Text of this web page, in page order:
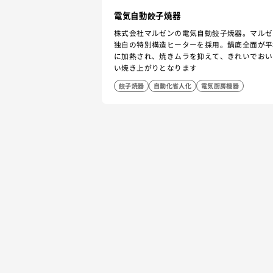
電気自動餃子焼器
株式会社マルゼンの電気自動餃子焼器。マル
独自の特別構造ヒーターを採用。鍋底全面が
に加熱され、焼きムラを抑えて、きれいでお
い焼き上がりとなります
餃子焼器 自動化省人化 電気厨房機器